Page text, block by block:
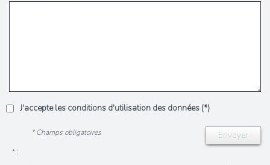
J'accepte les conditions d'utilisation des données (*)
Envoyer
* Champs obligatoires
* :